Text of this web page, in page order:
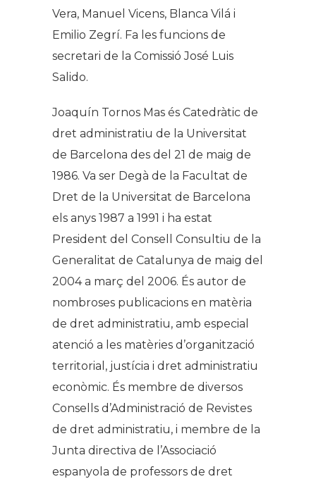
Vera, Manuel Vicens, Blanca Vilá i
Emilio Zegrí. Fa les funcions de
secretari de la Comissió José Luis
Salido.
Joaquín Tornos Mas és Catedràtic de
dret administratiu de la Universitat
de Barcelona des del 21 de maig de
1986. Va ser Degà de la Facultat de
Dret de la Universitat de Barcelona
els anys 1987 a 1991 i ha estat
President del Consell Consultiu de la
Generalitat de Catalunya de maig del
2004 a març del 2006. És autor de
nombroses publicacions en matèria
de dret administratiu, amb especial
atenció a les matèries d’organització
territorial, justícia i dret administratiu
econòmic. És membre de diversos
Consells d’Administració de Revistes
de dret administratiu, i membre de la
Junta directiva de l’Associació
espanyola de professors de dret